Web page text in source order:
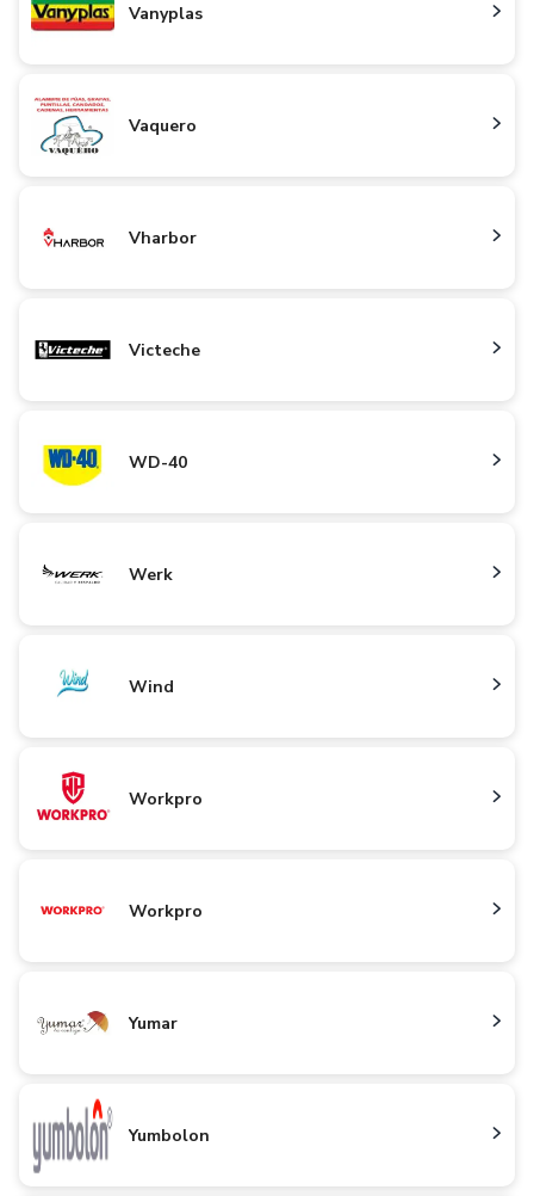
Vanyplas
Vaquero
Vharbor
Victeche
WD-40
Werk
Wind
Workpro
Workpro
Yumar
Yumbolon